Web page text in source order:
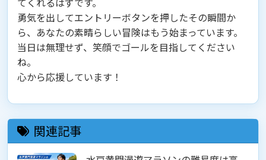
勇気を出してエントリーボタンを押したその瞬間か
ら、あなたの素晴らしい冒険はもう始まっています。
当日は無理せず、笑顔でゴールを目指してください
ね。
心から応援しています！
関連記事